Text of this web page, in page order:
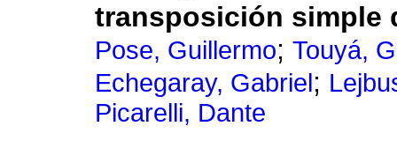
transposición simple
Pose, Guillermo; Touyá,
Echegaray, Gabriel ;
Picarelli, Dante